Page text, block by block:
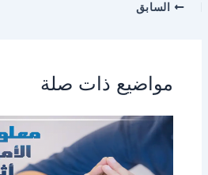
السابق
مواضيع ذات صلة